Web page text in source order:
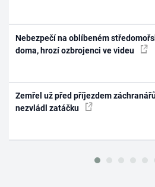
Nebezpečí na oblíbeném
doma, hrozí ozbrojenci ve videu
Zemřel už před příjezdem
nezvládl zatáčku